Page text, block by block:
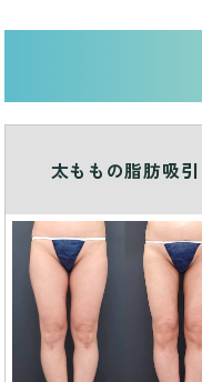
太ももの脂肪吸引